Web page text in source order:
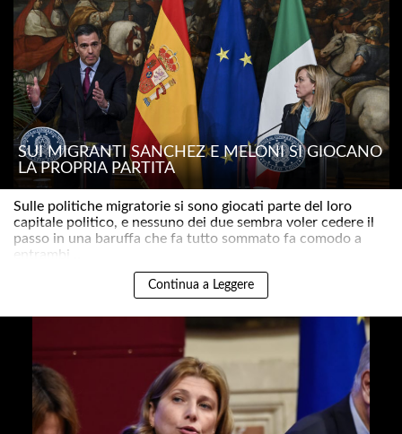
SUI MIGRANTI SÁNCHEZ E MELONI SI GIOCANO
LA PROPRIA PARTITA
Sulle politiche migratorie si sono giocati parte del loro
capitale politico, e nessuno dei due sembra voler cedere il
passo in una baruffa che fa tutto sommato fa comodo a
entrambi ..
Continua a Leggere